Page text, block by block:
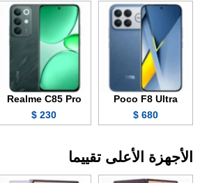
Poco F8 Ultra
680 $
Realme C85 Pro
230 $
الأجهزة الأعلى تقييما